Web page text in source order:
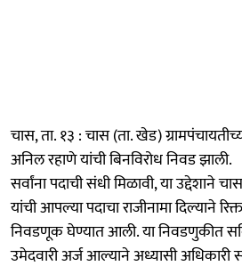
चास, ता. १३ : चास (ता. खेड)
अनिल रहाणे यांची बिनविरोध निवड झाली.
सर्वांना पदाची संधी मिळावी, या
यांची आपल्या पदाचा राजीनामा दिल्याने
निवडणूक घेण्यात आली. या निवडणुकीत
उमेदवारी अर्ज आल्याने अध्यासी